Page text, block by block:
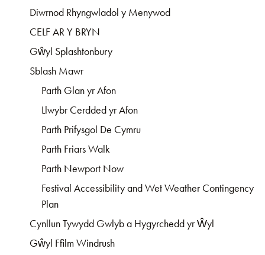
Diwrnod Rhyngwladol y Menywod
CELF AR Y BRYN
Gŵyl Splashtonbury
Sblash Mawr
Parth Glan yr Afon
Llwybr Cerdded yr Afon
Parth Prifysgol De Cymru
Parth Friars Walk
Parth Newport Now
Festival Accessibility and Wet Weather Contingency
Plan
Cynllun Tywydd Gwlyb a Hygyrchedd yr Ŵyl
Gŵyl Ffilm Windrush